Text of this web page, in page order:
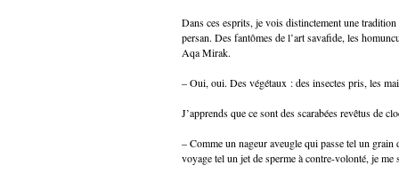
Dans ces esprits, je vois distinctement une
persan. Des fantômes de l’art savafide, les
Aqa Mirak.
– Oui, oui. Des végétaux : des insectes pris, les
J’apprends que ce sont des scarabées revêtus de
– Comme un nageur aveugle qui passe tel un
voyage tel un jet de sperme à contre-volonté, je